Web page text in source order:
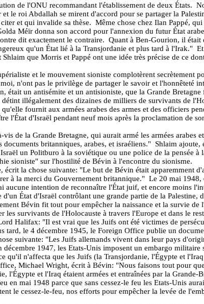
de l'ONU recommandant l'établissement de deux États.
le roi Abdallah se mirent d'accord pour se partager la
et qui invalide sa thèse. Même chose chez Ilan Pappé,
Méïr donna son accord pour l'annexion du futur État
dit exactement le contraire. Quant à Ben-Gourion, il était
qu'un État lié à la Transjordanie et plus tard à l'Irak."
Shlaim que Morris et Pappé ont une idée très précise de ce
et le mouvement sioniste complotèrent secrètement
n'ont pas le privilège de partager le savoir et l'honnêteté
un antisémite et un antisioniste, que la Grande
illégalement des dizaines de milliers de survivants de
fournit aux armées arabes des armes et des officiers
l'État d'Israël pendant neuf mois après la proclamation de
de la Grande Bretagne, qui aurait armé les armées
britanniques, arabes, et israéliens." Shlaim ajoute,
un Politburo à la soviétique ou une police de la pensée
sioniste" sur l'hostilité de Bévin à l'encontre du sionisme.
la chose suivante: "Le but de Bévin était apparemment
à la merci du Gouvernement britannique." Le 20 mai 1948,
aucune intention de reconnaître l'État juif, et encore moins
État d'Israël contrôlant une grande partie de la Palestine,
Bévin fit tout pour empêcher la naissance et la survie
les survivants de l'Holocauste à travers l'Europe et dans le
Halifax: "Il est vrai que les Juifs ont été victimes de
tard, le 4 décembre 1945, le Foreign Office publie un
suivante: "Les Juifs allemands vivent dans leur pays
décembre 1947, les Etats-Unis imposent un embargo
qu'il n'affecta que les Juifs (la Transjordanie, l'Égypte et
Michael Wright, écrit à Bévin: "Nous faisons tout pour
l'Égypte et l'Iraq étaient armées et entraînées par la Grande-
en mai 1948 parce que sans cessez-le feu les Etats-Unis
le cessez-le-feu, nos efforts pour empêcher la levée de